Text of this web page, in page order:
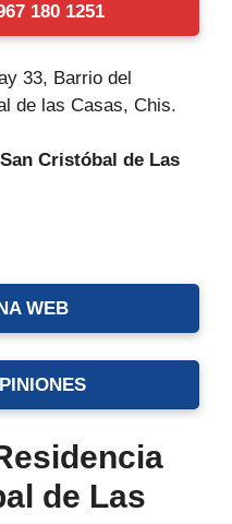
180 1251
33, Barrio del
de las Casas, Chis.
Cristóbal de Las
WEB
de Las